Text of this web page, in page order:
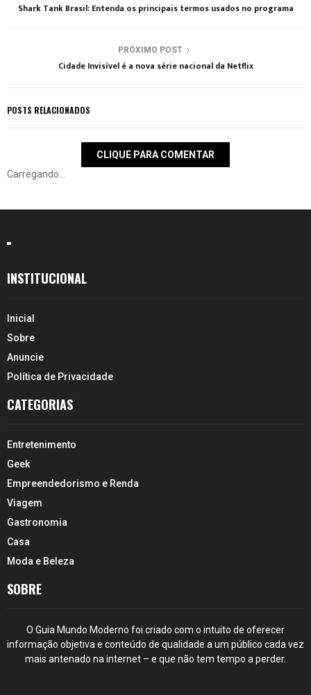
Shark Tank Brasil: Entenda os principais termos usados no programa
PRÓXIMO POST
Cidade Invisível é a nova série nacional da Netflix
POSTS RELACIONADOS
CLIQUE PARA COMENTAR
Carregando...
INSTITUCIONAL
Inicial
Sobre
Anuncie
Política de Privacidade
CATEGORIAS
Entretenimento
Geek
Empreendedorismo e Renda
Viagem
Gastronomia
Casa
Moda e Beleza
SOBRE
O Guia Mundo Moderno foi criado com o intuito de oferecer
informação objetiva e conteúdo de qualidade a um público cada vez
mais antenado na internet – e que não tem tempo a perder.